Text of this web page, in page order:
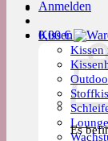
Kissen
Kissen
Anmelden
0,00€
Es